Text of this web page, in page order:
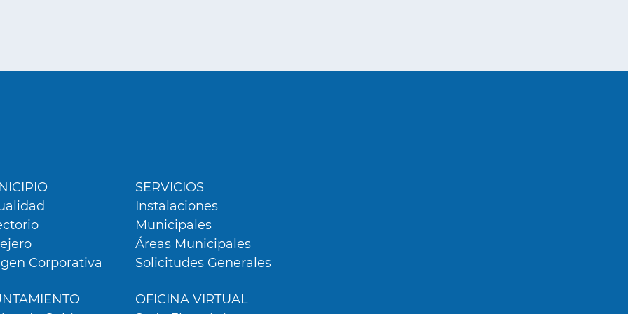
Corporativa
SERVICIOS
Instalaciones
Municipales
Áreas Municipales
Solicitudes Generales
OFICINA VIRTUAL